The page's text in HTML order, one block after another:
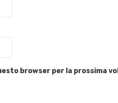
browser per la prossima